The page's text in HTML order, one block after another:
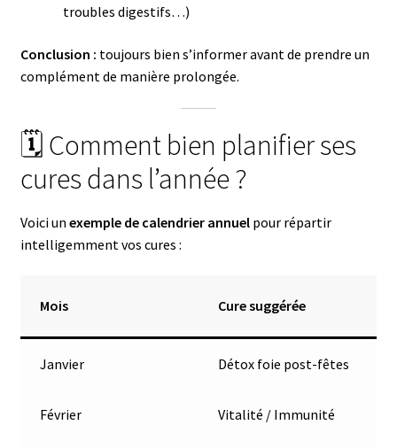
troubles digestifs…)
Conclusion : toujours bien s’informer avant de prendre un
complément de manière prolongée.
🗓️ Comment bien planifier ses
cures dans l’année ?
Voici un exemple de calendrier annuelpour répartir
intelligemment vos cures :
Mois Cure suggérée
Janvier Détox foie post-fêtes
Février Vitalité / Immunité